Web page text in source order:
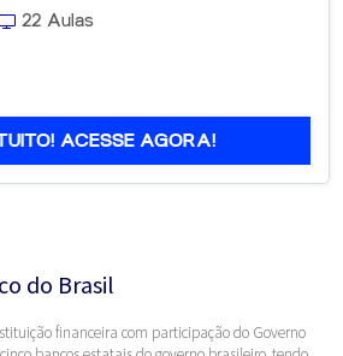
22 Aulas
ACESSE AGORA!
do Brasil
financeira com participação do Governo